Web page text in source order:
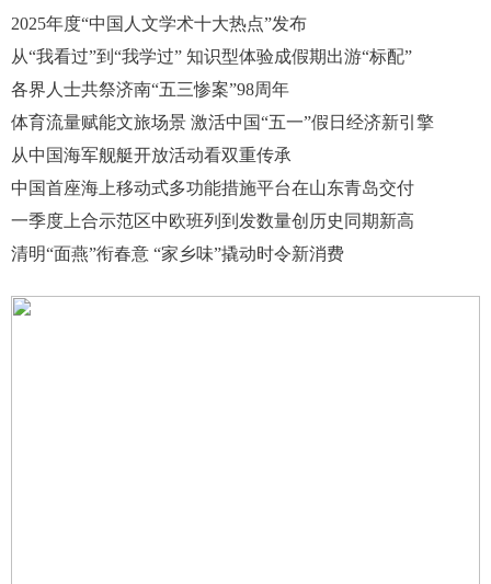
2025年度“中国人文学术十大热点”发布
从“我看过”到“我学过” 知识型体验成假期出游“标配”
各界人士共祭济南“五三惨案”98周年
体育流量赋能文旅场景 激活中国“五一”假日经济新引擎
从中国海军舰艇开放活动看双重传承
中国首座海上移动式多功能措施平台在山东青岛交付
一季度上合示范区中欧班列到发数量创历史同期新高
清明“面燕”衔春意 “家乡味”撬动时令新消费